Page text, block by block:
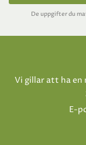
De uppgifter du
Vi gillar att ha en
E-